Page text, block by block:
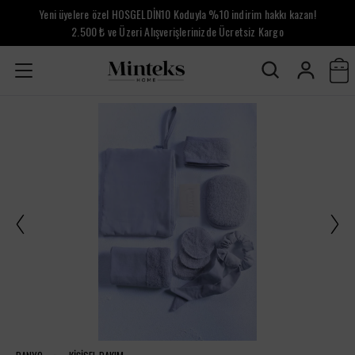
Yeni üyelere özel HOSGELDİN10 Koduyla %10 indirim hakkı kazan!
2.500 ₺ ve Üzeri Alışverişlerinizde Ücretsiz Kargo